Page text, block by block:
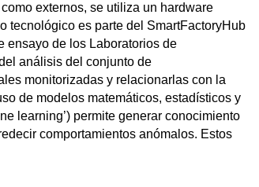
externos, se utiliza un hardware
tecnológico es parte del SmartFactoryHub
ensayo de los Laboratorios de
análisis del conjunto de
monitorizadas y relacionarlas con la
de modelos matemáticos, estadísticos y
learning’) permite generar conocimiento
comportamientos anómalos. Estos